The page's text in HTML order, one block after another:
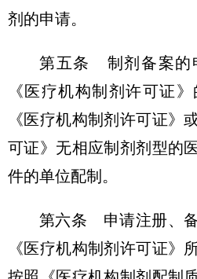
剂的申请。
第五条 制剂备案的
《医疗机构制剂许可证
《医疗机构制剂许可证》
可证》无相应制剂剂型的
件的单位配制。
第六条 申请注册、
《医疗机构制剂许可证》